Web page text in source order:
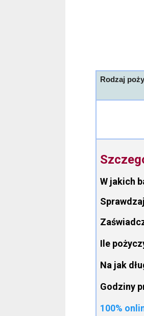
Rodzaj
W jakich
Ile
Na jak
Godziny
100%